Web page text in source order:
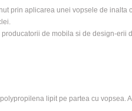
prin aplicarea unei vopsele de inalta
de mobila si de design-erii
lipit pe partea cu vopsea.